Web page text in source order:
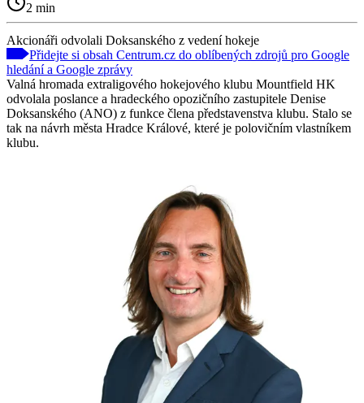
2 min
Akcionáři odvolali Doksanského z vedení hokeje
Přidejte si obsah Centrum.cz do oblíbených zdrojů pro Google
hledání a Google zprávy
Valná hromada extraligového hokejového klubu Mountfield HK
odvolala poslance a hradeckého opozičního zastupitele Denise
Doksanského (ANO) z funkce člena představenstva klubu. Stalo se
tak na návrh města Hradce Králové, které je polovičním vlastníkem
klubu.